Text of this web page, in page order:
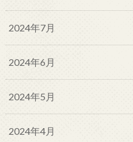
2024年7月
2024年6月
2024年5月
2024年4月